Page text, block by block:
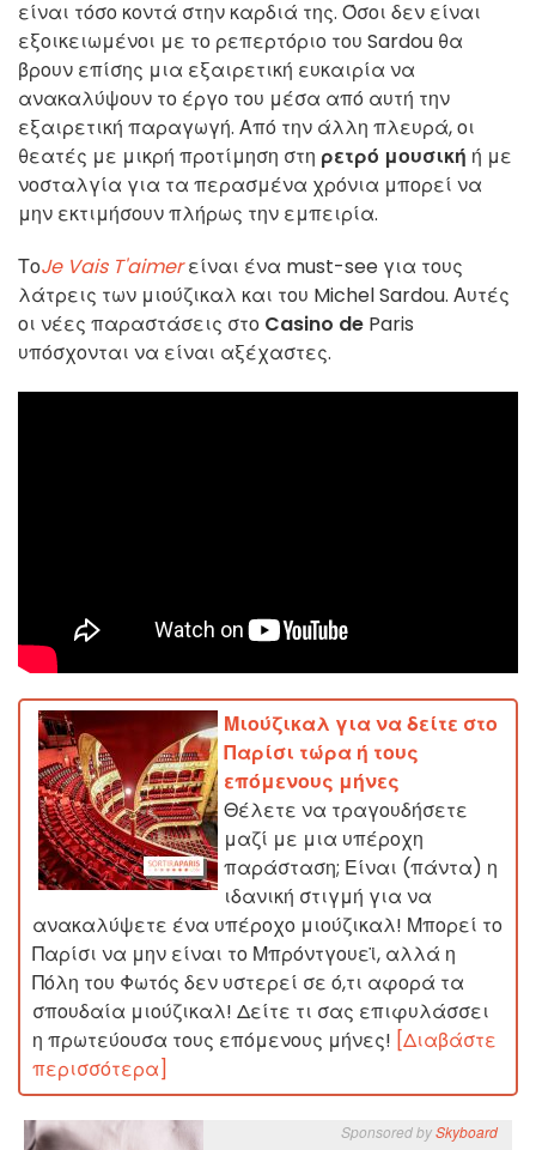
είναι τόσο κοντά στην καρδιά της. Όσοι δεν είναι
εξοικειωμένοι με το ρεπερτόριο του Sardou θα
βρουν επίσης μια εξαιρετική ευκαιρία να
ανακαλύψουν το έργο του μέσα από αυτή την
εξαιρετική παραγωγή. Από την άλλη πλευρά, οι
θεατές με μικρή προτίμηση στη ρετρό μουσική ή με
νοσταλγία για τα περασμένα χρόνια μπορεί να
μην εκτιμήσουν πλήρως την εμπειρία.
ΤοJe Vais T'aimerείναι ένα must-see για τους
λάτρεις των μιούζικαλ και του Michel Sardou. Αυτές
οι νέες παραστάσεις στο Casino de Paris
υπόσχονται να είναι αξέχαστες.
Μιούζικαλ για να δείτε στο
Παρίσι τώρα ή τους
επόμενους μήνες
Θέλετε να τραγουδήσετε
μαζί με μια υπέροχη
παράσταση; Είναι (πάντα) η
ιδανική στιγμή για να
ανακαλύψετε ένα υπέροχο μιούζικαλ! Μπορεί το
Παρίσι να μην είναι το Μπρόντγουεϊ, αλλά η
Πόλη του Φωτός δεν υστερεί σε ό,τι αφορά τα
σπουδαία μιούζικαλ! Δείτε τι σας επιφυλάσσει
η πρωτεύουσα τους επόμενους μήνες! [Διαβάστε
περισσότερα]